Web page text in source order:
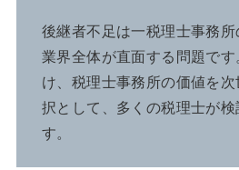
後継者不足は一税理士事務所
業界全体が直面する問題で
け、税理士事務所の価値を
択として、多くの税理士が
す。